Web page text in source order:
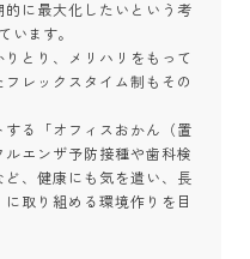
に最大化したいという考
います。
とり、メリハリをもって
レックスタイム制もその
る「オフィスおかん（置
エンザ予防接種や歯科検
、健康にも気を遣い、長
取り組める環境作りを目